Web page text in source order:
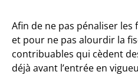
Afin de ne pas pénaliser les
et pour ne pas alourdir la
contribuables qui cèdent
déjà avant l’entrée en